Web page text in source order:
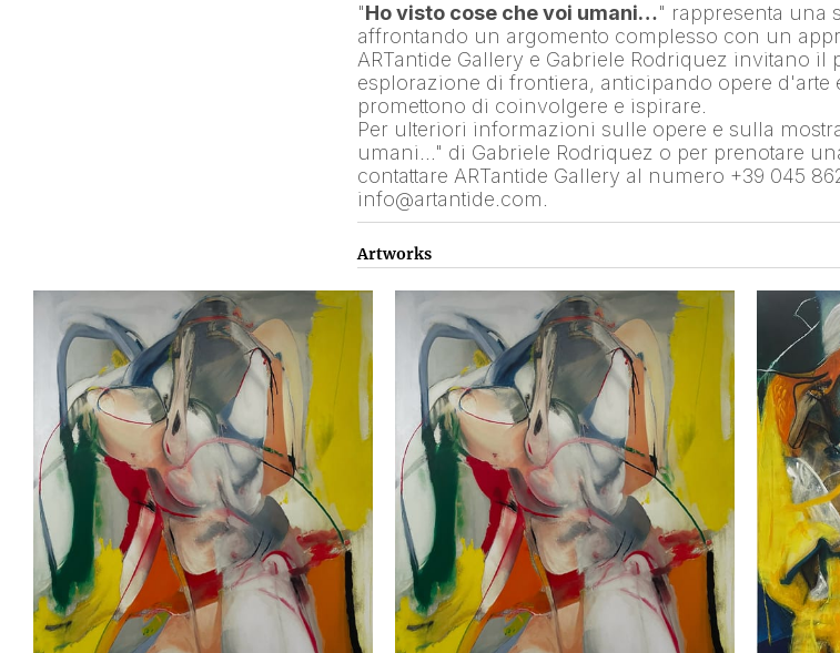
"Ho visto cose che voi umani…" rappresenta una
affrontando un argomento complesso con un
ARTantide Gallery e Gabriele Rodriquez invitano
esplorazione di frontiera, anticipando opere
promettono di coinvolgere e ispirare.
Per ulteriori informazioni sulle opere e sulla
umani…" di Gabriele Rodriquez o per prenotare
contattare ARTantide Gallery al numero +39 045
info@artantide.com.
Artworks